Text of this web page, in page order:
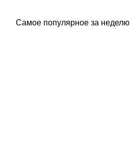
Самое популярное за неделю